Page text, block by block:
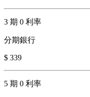
3 期 0 利率
分期銀行
$ 339
5 期 0 利率